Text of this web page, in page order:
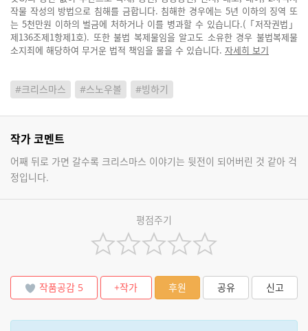
작물 작성의 방법으로 침해를 금합니다. 침해한 경우에는 5년 이하의 징역 또
는 5천만원 이하의 벌금에 처하거나 이를 병과할 수 있습니다.(「저작권법」
제136조제1항제1호). 또한 불법 복제물임을 알고도 소유한 경우 불법복제물
소지죄에 해당하여 무거운 법적 책임을 물을 수 있습니다. 자세히 보기
#크리스마스 #스노우볼 #빙하기
작가 코멘트
어째 뒤로 가면 갈수록 크리스마스 이야기는 뒷전이 되어버린 것 같아 걱
정입니다.
평점주기
작품공감 5 +작가 후원 공유 신고